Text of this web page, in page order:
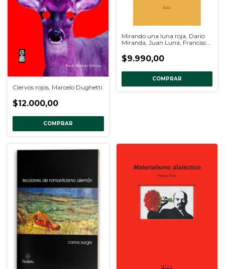
Ciervos rojos, Marcelo Dughetti
$12.000,00
COMPRAR
Mirando una luna roja, Darío
Miranda, Juan Luna, Francisca
$9.990,00
COMPRAR